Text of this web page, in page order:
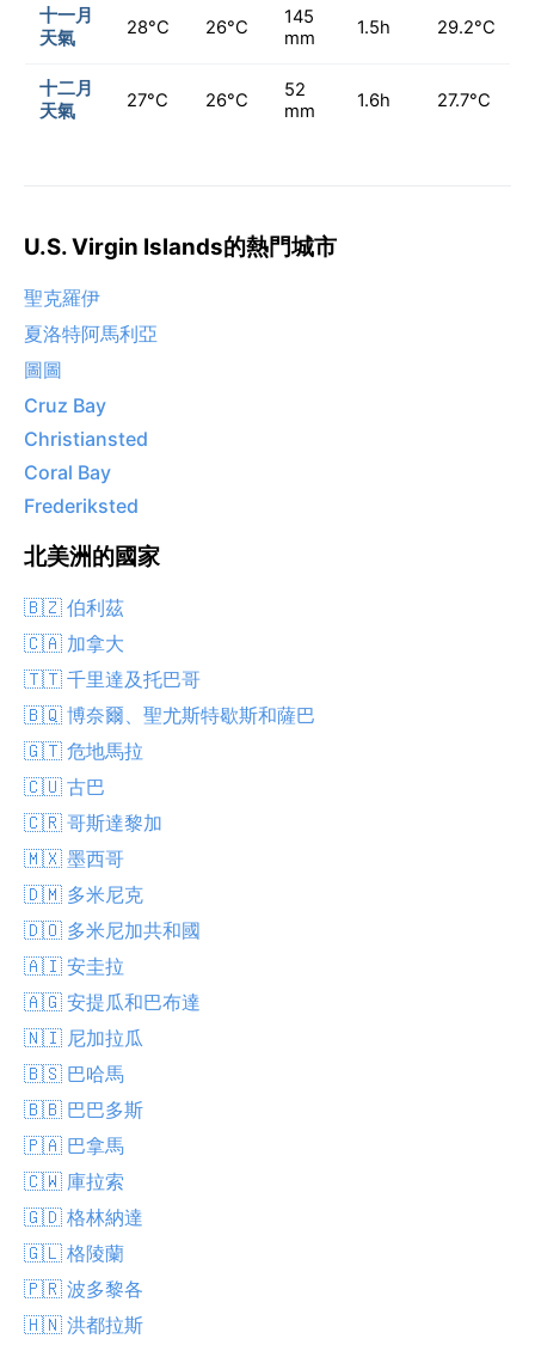
十一月
天氣
28°C 26°C
145
mm
1.5h 29.2°C
十二月
天氣
27°C 26°C
52
mm
1.6h 27.7°C
U.S. Virgin Islands的熱門城市
聖克羅伊
夏洛特阿馬利亞
圖圖
Cruz Bay
Christiansted
Coral Bay
Frederiksted
北美洲的國家
🇧🇿 伯利茲
🇨🇦 加拿大
🇹🇹 千里達及托巴哥
🇧🇶 博奈爾、聖尤斯特歇斯和薩巴
🇬🇹 危地馬拉
🇨🇺 古巴
🇨🇷 哥斯達黎加
🇲🇽 墨西哥
🇩🇲 多米尼克
🇩🇴 多米尼加共和國
🇦🇮 安圭拉
🇦🇬 安提瓜和巴布達
🇳🇮 尼加拉瓜
🇧🇸 巴哈馬
🇧🇧 巴巴多斯
🇵🇦 巴拿馬
🇨🇼 庫拉索
🇬🇩 格林納達
🇬🇱 格陵蘭
🇵🇷 波多黎各
🇭🇳 洪都拉斯